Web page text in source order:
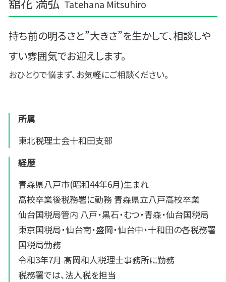
Tatehana Mitsuhiro
持ち前の明るさと”大きさ”を生かして、相談しや
すい雰囲気でお迎えします。
おひとりで悩まず、お気軽にご相談ください。
所属
東北税理士会十和田支部
経歴
青森県八戸市(昭和44年6月)生まれ
高校卒業後税務署に勤務 青森県立八戸高校卒業
仙台国税局管内 八戸・黒石・むつ・青森・仙台国税局
東京国税局・仙台南・盛岡・仙台中・十和田の各税務署
国税局勤務
令和3年7月 髙岡和人税理士事務所に勤務
税務署では、法人税を担当